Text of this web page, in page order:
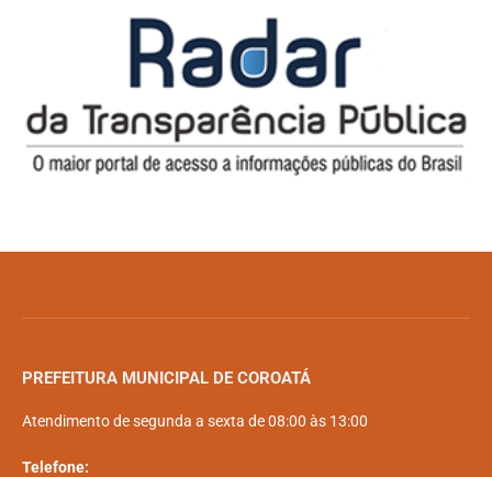
PREFEITURA MUNICIPAL DE COROATÁ
Atendimento de segunda a sexta de 08:00 às 13:00
Telefone: